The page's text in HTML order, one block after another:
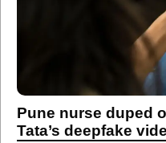
Pune nurse duped
Tata’s deepfake